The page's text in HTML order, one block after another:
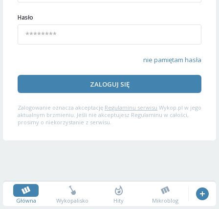
Hasło
nie pamiętam hasła
ZALOGUJ SIĘ
Zalogowanie oznacza akceptację Regulaminu serwisu Wykop.pl w jego
aktualnym brzmieniu. Jeśli nie akceptujesz Regulaminu w całości,
prosimy o niekorzystanie z serwisu.
Główna Wykopalisko Hity Mikroblog